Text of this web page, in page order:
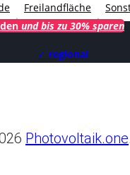
Freilandfläche
und bis zu 30% sparen
✓ regional
Photovoltaik.one